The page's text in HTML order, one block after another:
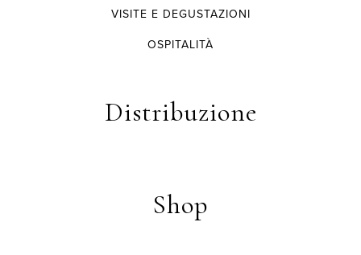
VISITE E DEGUSTAZIONI
OSPITALITÀ
Distribuzione
Shop